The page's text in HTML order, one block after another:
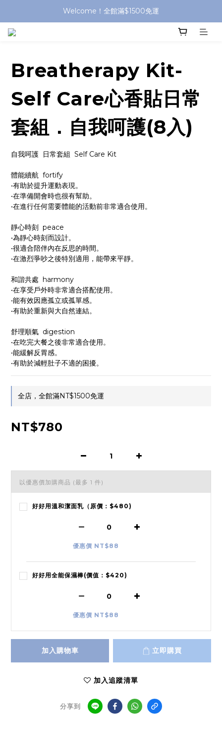
Welcome！全館滿$1500免運
Breatherapy Kit-
Self Care心香貼日常
套組．自我呵護(8入)
自我呵護  日常套組  Self Care Kit
體能續航  fortify
•有助於提升運動表現。
•在準備開會時也很有幫助。
•在進行任何需要體能的活動前非常適合使用。
靜心時刻  peace
•為靜心時刻而設計。
•很適合陪伴內在反思的時間。
•在激烈爭吵之後特別適用，能帶來平靜。
和諧共處  harmony
•在享受戶外時非常適合搭配使用。
•能有效因應孤立或孤單感。
•有助於重新與大自然連結。
舒理順氣  digestion
•在吃完大餐之後非常適合使用。
•能緩解反胃感。
•有助於減輕肚子不適的困擾。
全店，全館滿NT$1500免運
NT$780
以優惠價加購商品 (最多 1 件)
好好用溫和潔面乳（原價：$480)
優惠價 NT$88
好好用全能保濕棒(價值：$420)
優惠價 NT$88
加入購物車 立即購買
加入追蹤清單
分享到